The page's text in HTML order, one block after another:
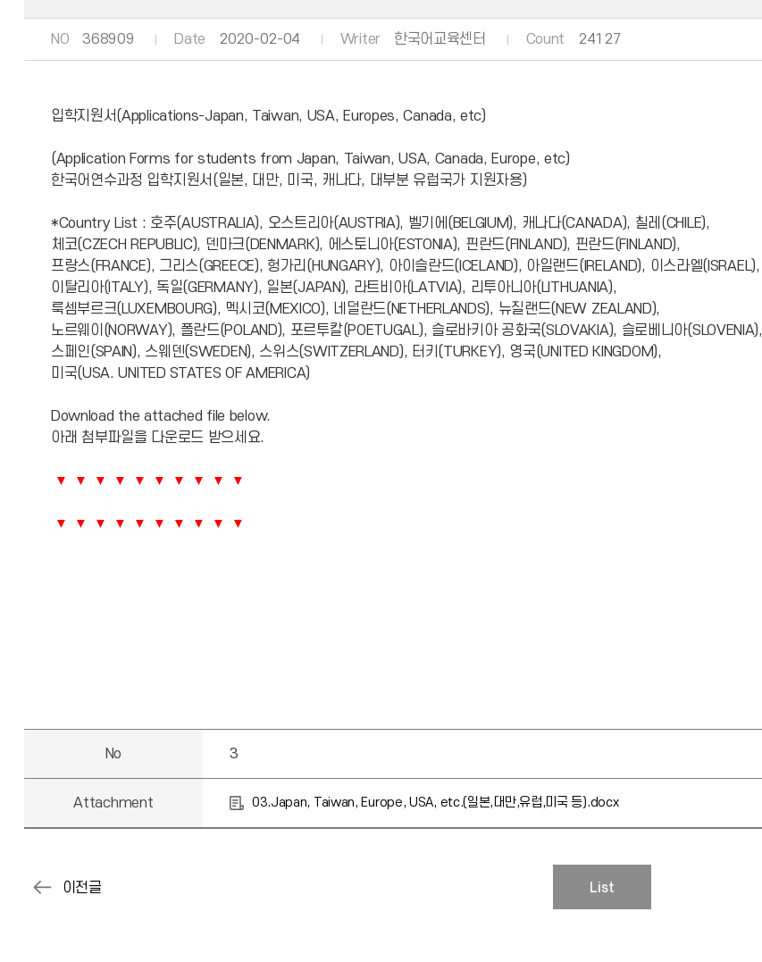
NO 368909 Date 2020-02-04 Writer 한국어교육센터 Count 24127
입학지원서(Applications-Japan, Taiwan, USA, Europes, Canada, etc)
(Application Forms for students from Japan, Taiwan, USA, Canada, Europe, etc)
한국어연수과정 입학지원서(일본, 대만, 미국, 캐나다, 대부분 유럽국가 지원자용)
*Country List : 호주(AUSTRALIA), 오스트리아(AUSTRIA), 벨기에(BELGIUM), 캐나다(CANADA), 칠레(CHILE),
체코(CZECH REPUBLIC), 덴마크(DENMARK), 에스토니아(ESTONIA), 핀란드(FINLAND), 핀란드(FINLAND),
프랑스(FRANCE), 그리스(GREECE), 헝가리(HUNGARY), 아이슬란드(ICELAND), 아일랜드(IRELAND), 이스라엘(ISRAEL),
이탈리아(ITALY), 독일(GERMANY), 일본(JAPAN), 라트비아(LATVIA), 리투아니아(LITHUANIA),
룩셈부르크(LUXEMBOURG), 멕시코(MEXICO), 네덜란드(NETHERLANDS), 뉴질랜드(NEW ZEALAND),
노르웨이(NORWAY), 폴란드(POLAND), 포르투칼(POETUGAL), 슬로바키아 공화국(SLOVAKIA), 슬로베니아(SLOVENIA),
스페인(SPAIN), 스웨덴(SWEDEN), 스위스(SWITZERLAND), 터키(TURKEY), 영국(UNITED KINGDOM),
미국(USA. UNITED STATES OF AMERICA)
Download the attached file below.
아래 첨부파일을 다운로드 받으세요.
▼ ▼ ▼ ▼ ▼ ▼ ▼ ▼ ▼ ▼
▼ ▼ ▼ ▼ ▼ ▼ ▼ ▼ ▼ ▼
No 3
Attachment 03.Japan, Taiwan, Europe, USA, etc.(일본,대만,유럽,미국 등).docx
List